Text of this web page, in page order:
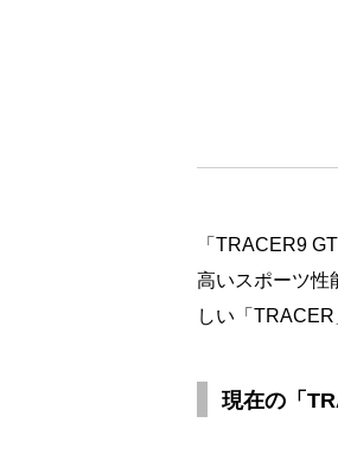
「TRACER9
高いスポーツ性
しい「
現在の「